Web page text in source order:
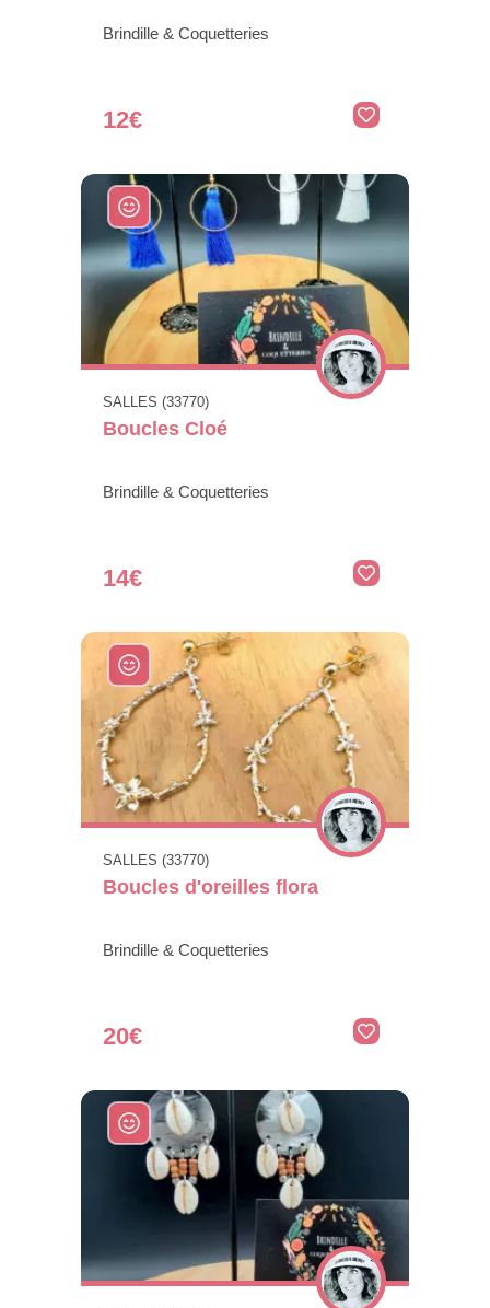
Brindille & Coquetteries
12€
SALLES (33770)
Boucles Cloé
Brindille & Coquetteries
14€
SALLES (33770)
Boucles d'oreilles flora
Brindille & Coquetteries
20€